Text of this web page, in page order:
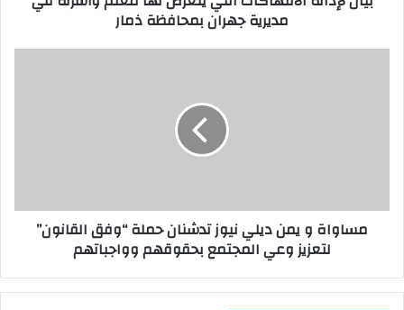
مديرية جهران بمحافظة ذمار
مساواة و يمن ديلي نيوز تدشنان حملة “وفق القانون”
لتعزيز وعي المجتمع بحقوقهم وواجباتهم